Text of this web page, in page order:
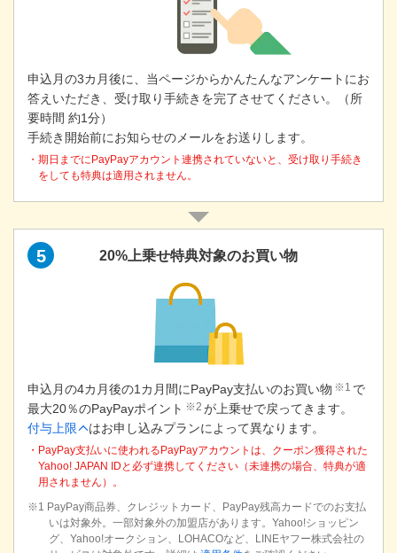
申込月の3カ月後に、当ページからかんたんなアンケートにお
答えいただき、受け取り手続きを完了させてください。（所
要時間 約1分）
手続き開始前にお知らせのメールをお送りします。
・期日までにPayPayアカウント連携されていないと、受け取り手続き
をしても特典は適用されません。
5 20%上乗せ特典対象のお買い物
申込月の4カ月後の1カ月間にPayPay支払いのお買い物 ※1 で
最大20％のPayPayポイント ※2 が上乗せで戻ってきます。
付与上限
はお申し込みプランによって異なります。
・PayPay支払いに使われるPayPayアカウントは、クーポン獲得された
Yahoo! JAPAN IDと必ず連携してください（未連携の場合、特典が適
用されません）。
※1 PayPay商品券、クレジットカード、PayPay残高カードでのお支払
いは対象外。一部対象外の加盟店があります。Yahoo!ショッピン
グ、Yahoo!オークション、LOHACOなど、LINEヤフー株式会社の